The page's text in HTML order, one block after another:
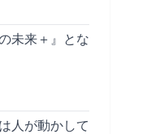
未来＋』とな
人が動かして